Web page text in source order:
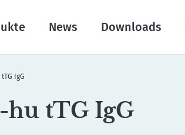
News Downloads
IgG
tTG IgG